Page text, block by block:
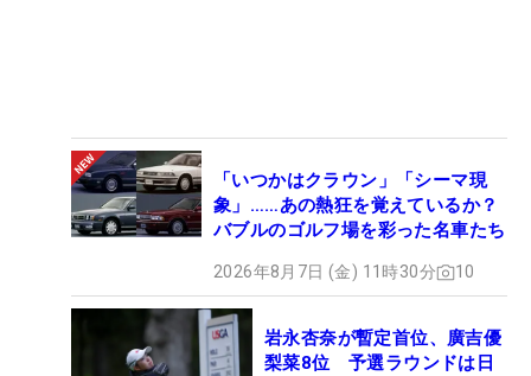
「いつかはクラウン」「シーマ現
象」……あの熱狂を覚えているか？
バブルのゴルフ場を彩った名車たち
2026年8月7日 (金) 11時30分 10
岩永杏奈が暫定首位、廣吉優
梨菜8位 予選ラウンドは日